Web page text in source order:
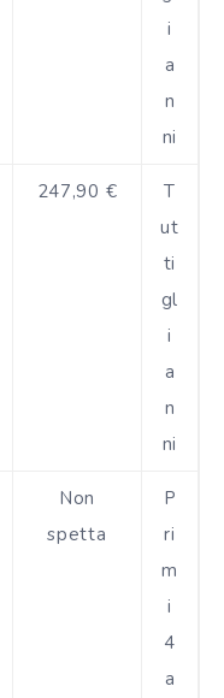
i
a
n
ni
247,90 €
T
ut
ti
gl
i
a
n
ni
Non
spetta
P
ri
m
i
4
a